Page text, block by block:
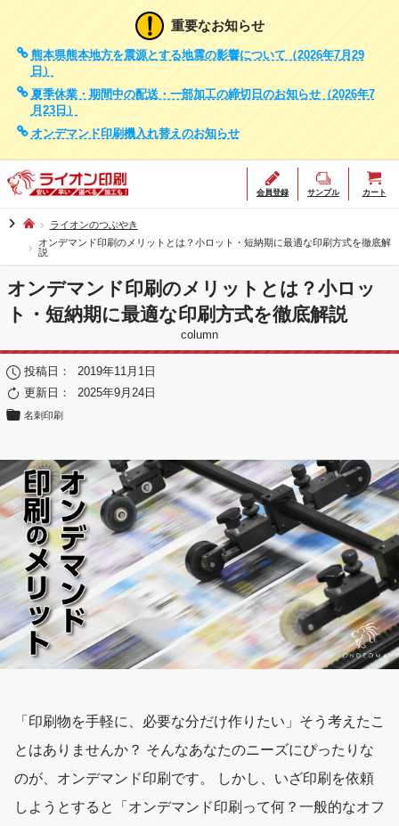
重要なお知らせ
熊本県熊本地方を震源とする地震の影響について（2026年7月29
日）
夏季休業・期間中の配送・一部加工の締切日のお知らせ（2026年7
月23日）
オンデマンド印刷機入れ替えのお知らせ
会員登録 サンプル カート
chevron_right
ライオンのつぶやき
オンデマンド印刷のメリットとは？小ロット・短納期に最適な印刷方式を徹底解
説
オンデマンド印刷のメリットとは？小ロッ
ト・短納期に最適な印刷方式を徹底解説
column
投稿日：
2019年11月1日
更新日：
2025年9月24日
名刺印刷
「印刷物を手軽に、必要な分だけ作りたい」そう考えたこ
とはありませんか？ そんなあなたのニーズにぴったりな
のが、 オンデマンド印刷です。 しかし、いざ印刷を依頼
しようとすると「オンデマンド印刷って何？一般的なオフ